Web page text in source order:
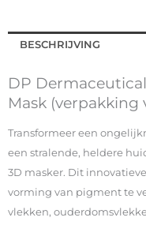
BESCHRIJVING
DP
Mask (verpakking
Transformeer een
een stralende, heldere
3D masker. Dit
vorming van pigment te
vlekken,